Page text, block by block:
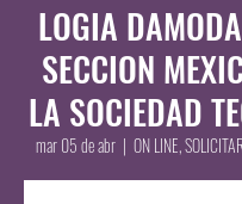
LOGIA
SECCION
LA SOCIEDAD
mar 05 de abr
  |
ON LINE,